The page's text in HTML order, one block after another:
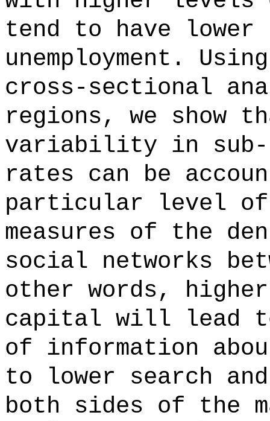
tend to have
unemployment.
cross-sectional
regions, we show
variability in sub-
rates can be
particular level of
measures of the
social networks
other words,
capital will lead
of information
to lower search
both sides of the